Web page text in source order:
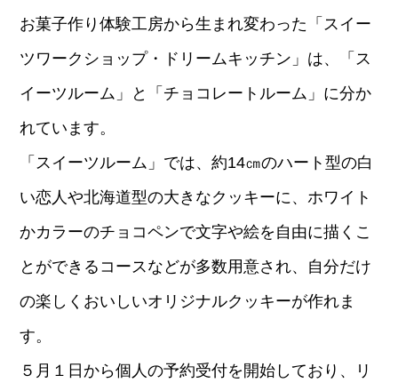
お菓子作り体験工房から生まれ変わった「スイー
ツワークショップ・ドリームキッチン」は、「ス
イーツルーム」と「チョコレートルーム」に分か
れています。
「スイーツルーム」では、約14㎝のハート型の白
い恋人や北海道型の大きなクッキーに、ホワイト
かカラーのチョコペンで文字や絵を自由に描くこ
とができるコースなどが多数用意され、自分だけ
の楽しくおいしいオリジナルクッキーが作れま
す。
５月１日から個人の予約受付を開始しており、リ